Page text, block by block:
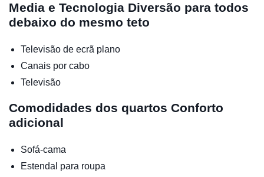
Media e Tecnologia Diversão para todos
debaixo do mesmo teto
Televisão de ecrã plano
Canais por cabo
Televisão
Comodidades dos quartos Conforto
adicional
Sofá-cama
Estendal para roupa